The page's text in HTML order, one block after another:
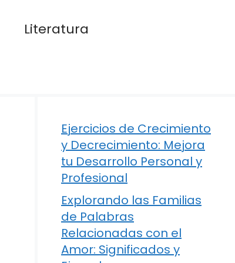
Literatura
Ejercicios de Crecimiento
y Decrecimiento: Mejora
tu Desarrollo Personal y
Profesional
Explorando las Familias
de Palabras
Relacionadas con el
Amor: Significados y